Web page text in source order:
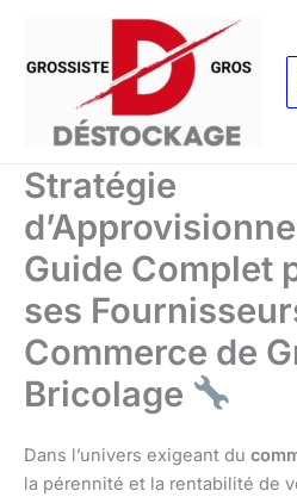
contenu
Stratégie
Guide Complet
ses
Commerce de
Bricolage
Dans l’univers exigeant du
la pérennité et la rentabilité de